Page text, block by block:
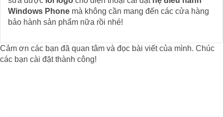
Windows Phone mà không cần mang đến các cửa hàng
bảo hành sản phẩm nữa rồi nhé!
Cảm ơn các bạn đã quan tâm và đọc bài viết của mình. Chúc
các bạn cài đặt thành công!